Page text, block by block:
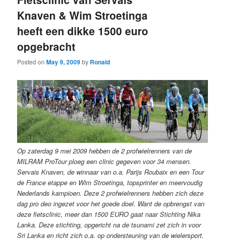
Knaven & Wim Stroetinga
heeft een dikke 1500 euro
opgebracht
Posted onMay 9, 2009by Ronald
Op zaterdag 9 mei 2009 hebben de 2 profwielrenners van de
MILRAM ProTour ploeg een clinic gegeven voor 34 mensen.
Servais Knaven, de winnaar van o.a. Parijs Roubaix en een Tour
de France etappe en Wim Stroetinga, topsprinter en meervoudig
Nederlands kampioen. Deze 2 profwielrenners hebben zich deze
dag pro deo ingezet voor het goede doel. Want de opbrengst van
deze fietsclinic, meer dan 1500 EURO gaat naar Stichting Nika
Lanka. Deze stichting, opgericht na de tsunami zet zich in voor
Sri Lanka en richt zich o.a. op ondersteuning van de wielersport.